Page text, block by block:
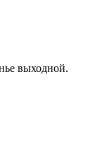
выходной.